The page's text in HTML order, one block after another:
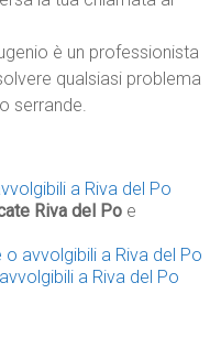
è un professionista
qualsiasi problema
serrande.
a Riva del Po
Riva del Po e
o avvolgibili a Riva del Po
a Riva del Po